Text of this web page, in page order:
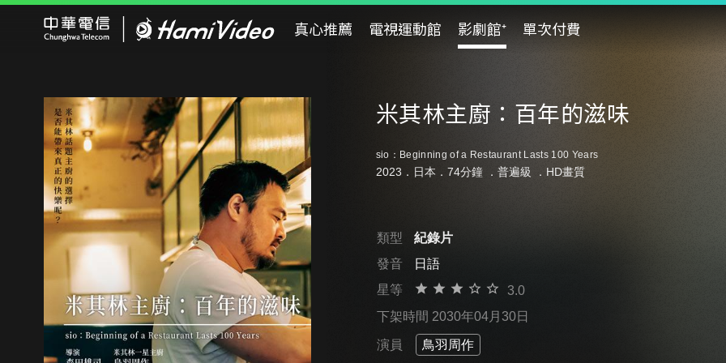
真心推薦 電視運動館 影劇館⁺ 單次付費
米其林主廚：百年的滋味
sio：Beginning of a Restaurant Lasts 100 Years
2023．日本．74分鐘 ． 普遍級 ．HD畫質
類型
紀錄片
發音
日語
星等
3.0
下架時間 2030年04月30日
演員 鳥羽周作